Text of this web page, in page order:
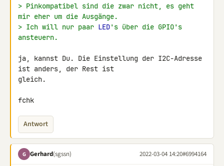
> Pinkompatibel sind die zwar nicht, es geht
mir eher um die Ausgänge.
> Ich will nur paar LED's über die GPIO's
ansteuern.
ja, kannst Du. Die Einstellung der I2C-Adresse
ist anders, der Rest ist
gleich.
fchk
Antwort
G Gerhard(sgssn) 2022-03-04 14:20#6994164